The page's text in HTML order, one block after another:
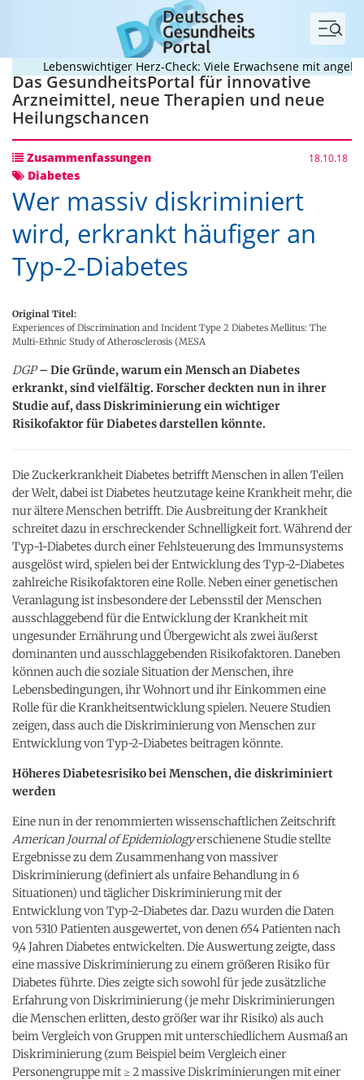
Menü
Lebenswichtiger Herz-Check: Viele Erwachsene mit
Das GesundheitsPortal für innovative
Arzneimittel, neue Therapien und neue
Heilungschancen
Zusammenfassungen 18.10.18
Diabetes
Wer massiv diskriminiert
wird, erkrankt häufiger an
Typ-2-Diabetes
Original Titel:
Experiences of Discrimination and Incident Type 2 Diabetes Mellitus: The
Multi-Ethnic Study of Atherosclerosis (MESA
DGP– Die Gründe, warum ein Mensch an Diabetes
erkrankt, sind vielfältig. Forscher deckten nun in ihrer
Studie auf, dass Diskriminierung ein wichtiger
Risikofaktor für Diabetes darstellen könnte.
Die Zuckerkrankheit Diabetes betrifft Menschen in allen Teilen
der Welt, dabei ist Diabetes heutzutage keine Krankheit mehr, die
nur ältere Menschen betrifft. Die Ausbreitung der Krankheit
schreitet dazu in erschreckender Schnelligkeit fort. Während der
Typ-1-Diabetes durch einer Fehlsteuerung des Immunsystems
ausgelöst wird, spielen bei der Entwicklung des Typ-2-Diabetes
zahlreiche Risikofaktoren eine Rolle. Neben einer genetischen
Veranlagung ist insbesondere der Lebensstil der Menschen
ausschlaggebend für die Entwicklung der Krankheit mit
ungesunder Ernährung und Übergewicht als zwei äußerst
dominanten und ausschlaggebenden Risikofaktoren. Daneben
können auch die soziale Situation der Menschen, ihre
Lebensbedingungen, ihr Wohnort und ihr Einkommen eine
Rolle für die Krankheitsentwicklung spielen. Neuere Studien
zeigen, dass auch die Diskriminierung von Menschen zur
Entwicklung von Typ-2-Diabetes beitragen könnte.
Höheres Diabetesrisiko bei Menschen, die diskriminiert
werden
Eine nun in der renommierten wissenschaftlichen Zeitschrift
American Journal of Epidemiologyerschienene Studie stellte
Ergebnisse zu dem Zusammenhang von massiver
Diskriminierung (definiert als unfaire Behandlung in 6
Situationen) und täglicher Diskriminierung mit der
Entwicklung von Typ-2-Diabetes dar. Dazu wurden die Daten
von 5310 Patienten ausgewertet, von denen 654 Patienten nach
9,4 Jahren Diabetes entwickelten. Die Auswertung zeigte, dass
eine massive Diskriminierung zu einem größeren Risiko für
Diabetes führte. Dies zeigte sich sowohl für jede zusätzliche
Erfahrung von Diskriminierung (je mehr Diskriminierungen
die Menschen erlitten, desto größer war ihr Risiko) als auch
beim Vergleich von Gruppen mit unterschiedlichem Ausmaß an
Diskriminierung (zum Beispiel beim Vergleich einer
Personengruppe mit ≥ 2 massive Diskriminierungen mit einer